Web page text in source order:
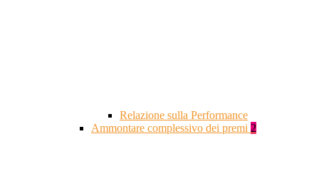
Relazione sulla Performance
Ammontare complessivo dei premi 2